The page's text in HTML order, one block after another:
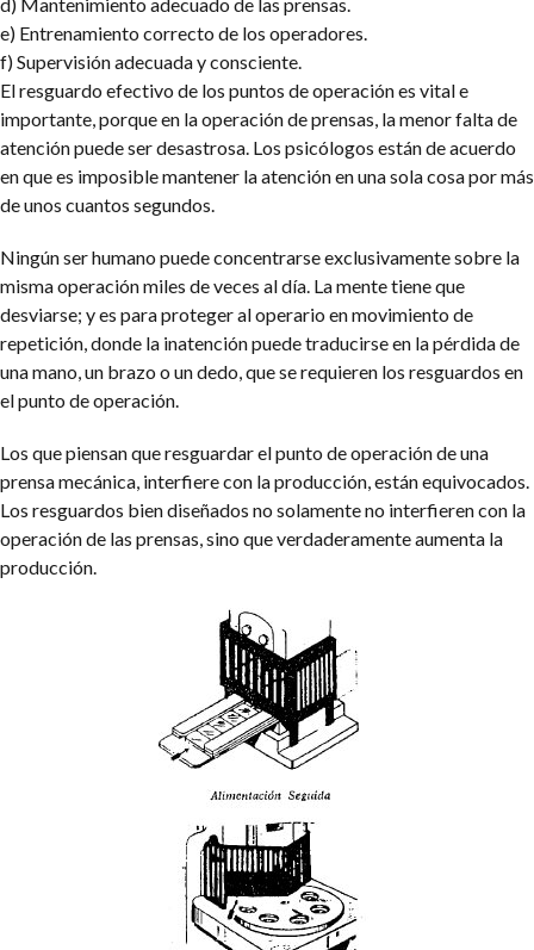
e) Entrenamiento correcto de los operadores.
f) Supervisión adecuada y consciente.
El resguardo efectivo de los puntos de operación es vital e
importante, porque en la operación de prensas, la menor falta de
atención puede ser desastrosa. Los psicólogos están de acuerdo
en que es imposible mantener la atención en una sola cosa por más
de unos cuantos segundos.
Ningún ser humano puede concentrarse exclusivamente sobre la
misma operación miles de veces al día. La mente tiene que
desviarse; y es para proteger al operario en movimiento de
repetición, donde la inatención puede traducirse en la pérdida de
una mano, un brazo o un dedo, que se requieren los resguardos en
el punto de operación.
Los que piensan que resguardar el punto de operación de una
prensa mecánica, interfiere con la producción, están equivocados.
Los resguardos bien diseñados no solamente no interfieren con la
operación de las prensas, sino que verdaderamente aumenta la
producción.